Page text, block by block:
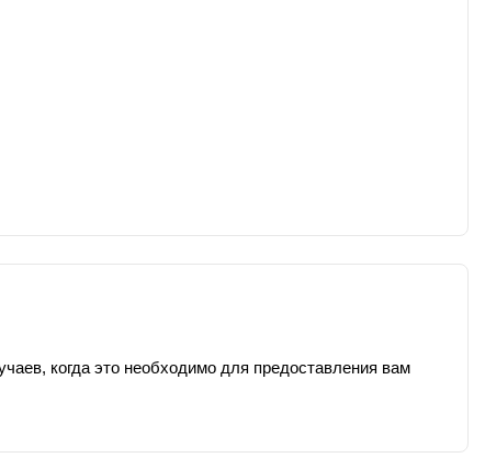
когда это необходимо для предоставления вам